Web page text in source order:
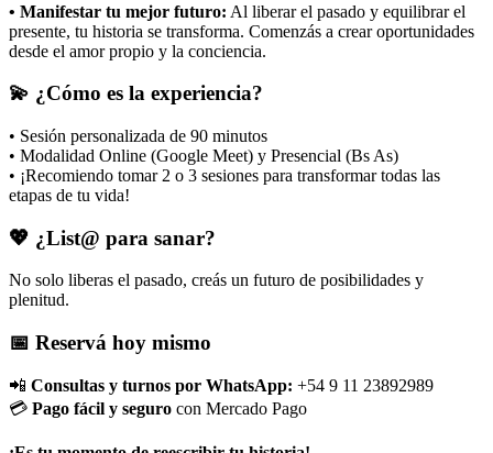
• Manifestar tu mejor futuro: Al liberar el pasado y equilibrar el
presente, tu historia se transforma. Comenzás a crear oportunidades
desde el amor propio y la conciencia.
💫 ¿Cómo es la experiencia?
• Sesión personalizada de 90 minutos
• Modalidad Online (Google Meet) y Presencial (Bs As)
• ¡Recomiendo tomar 2 o 3 sesiones para transformar todas las
etapas de tu vida!
💖 ¿List@ para sanar?
No solo liberas el pasado, creás un futuro de posibilidades y
plenitud.
📅 Reservá hoy mismo
📲 Consultas y turnos por WhatsApp: +54 9 11 23892989
💳 Pago fácil y seguro con Mercado Pago